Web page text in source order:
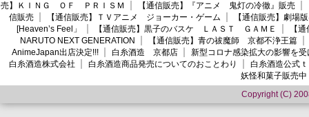
売】ＫＩＮＧ ＯＦ ＰＲＩＳＭ
【通信販売】『アニメ 鬼灯の冷徹』販売
信販売
【通信販売】ＴＶアニメ ジョーカー・ゲーム
【通信販売】劇場
[Heaven’s Feel」
【通信販売】黒子のバスケ ＬＡＳＴ ＧＡＭＥ
【
NARUTO NEXT GENERATION
【通信販売】青の祓魔師 京都不浄王篇
AnimeJapan出店決定!!!
白糸酒造 京都店
新型コロナ感染拡大の影響を
白糸酒造株式会社
白糸酒造商品発売についてのおことわり
白糸酒造公式
妖怪和菓子販売中
Copyright (C)